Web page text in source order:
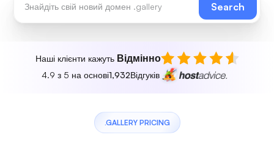
Search
Наші клієнти кажуть Відмінно
4.9 з 5 на основі1,932Відгуків
.GALLERY PRICING